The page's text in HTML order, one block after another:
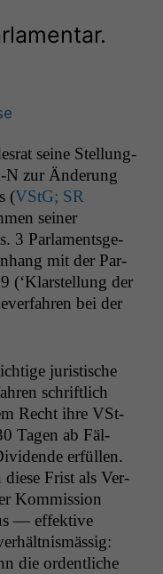
seine Stel­lung­
‑N zur Änderung
(VStG; SR
sein­er
3 Par­la­ments­ge­
mit der Par­
(‘Klarstel­lung der
bei der
juris­tis­che
schriftlich
Recht ihre VSt-
Tagen ab Fäl­
erfüllen.
diese Frist als Ver­
Kom­mis­sion
— effek­tive
die ordentliche